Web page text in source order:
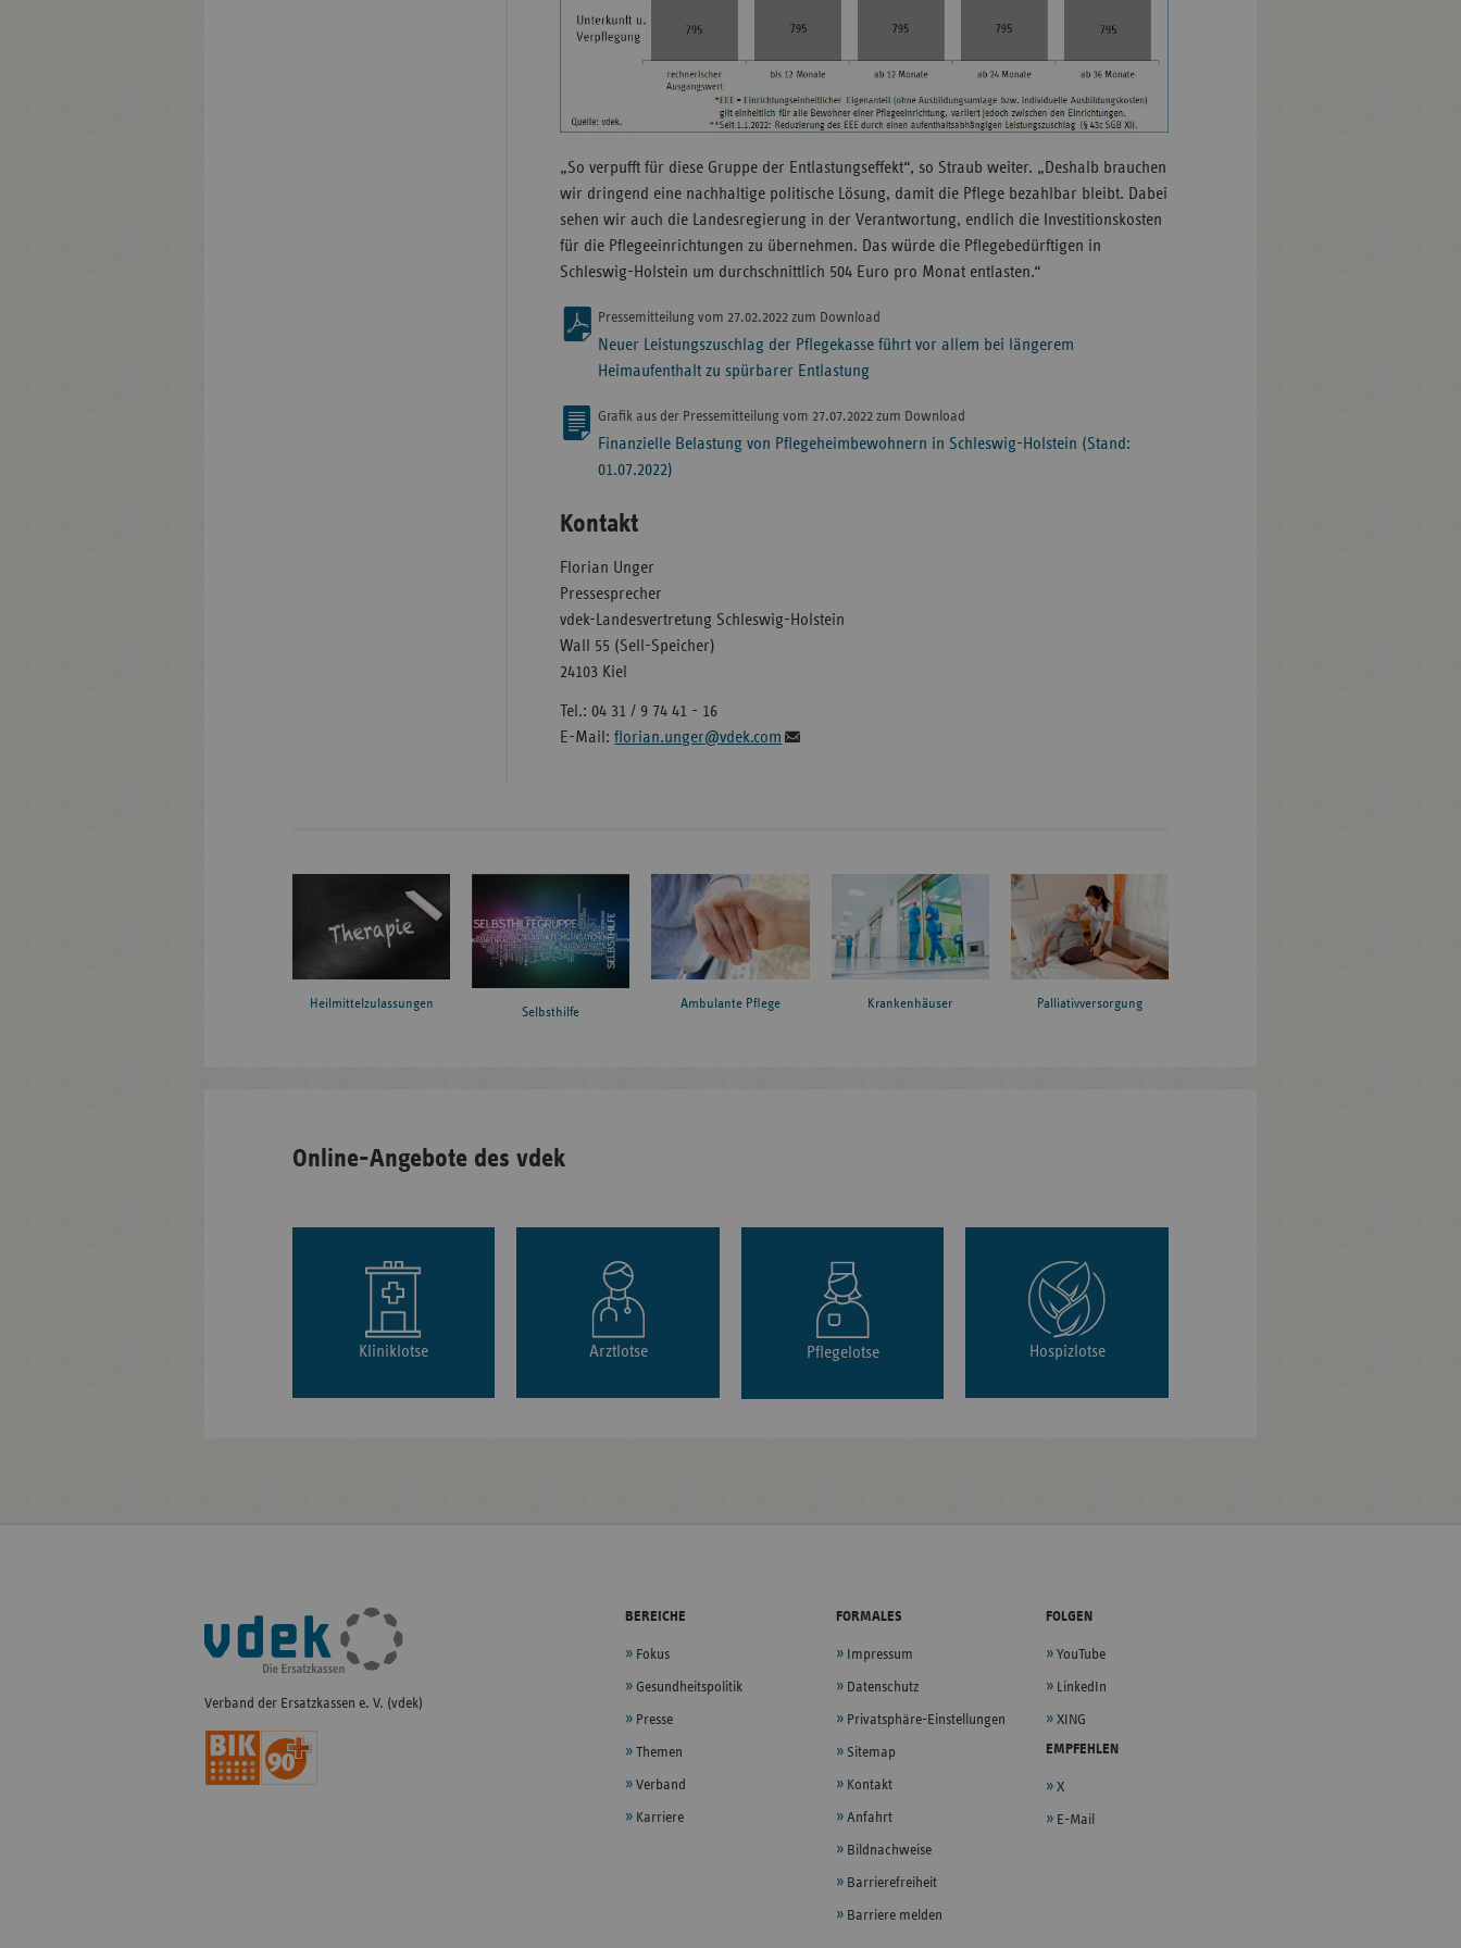
„So verpufft für diese Gruppe der Entlastungseffekt“, so Straub weiter. „Deshalb brauchen
wir dringend eine nachhaltige politische Lösung, damit die Pflege bezahlbar bleibt. Dabei
sehen wir auch die Landesregierung in der Verantwortung, endlich die Investitionskosten
für die Pflegeeinrichtungen zu übernehmen. Das würde die Pflegebedürftigen in
Schleswig-Holstein um durchschnittlich 504 Euro pro Monat entlasten.“
Pressemitteilung vom 27.02.2022 zum Download
Neuer Leistungszuschlag der Pflegekasse führt vor allem bei längerem
Heimaufenthalt zu spürbarer Entlastung
Grafik aus der Pressemitteilung vom 27.07.2022 zum Download
Finanzielle Belastung von Pflegeheimbewohnern in Schleswig-Holstein (Stand:
01.07.2022)
Kontakt
Florian Unger
Pressesprecher
vdek-Landesvertretung Schleswig-Holstein
Wall 55 (Sell-Speicher)
24103 Kiel
Tel.: 04 31 / 9 74 41 - 16
E-Mail:florian.unger@vdek.com
Heilmittelzulassungen
Selbsthilfe
Ambulante Pflege Krankenhäuser Palliativversorgung
Online-Angebote des vdek
Kliniklotse Arztlotse Pflegelotse Hospizlotse
Fußleisten-
Navigation
Verband der Ersatzkassen e. V. (vdek)
BEREICHE
Fokus
Gesundheitspolitik
Presse
Themen
Verband
Karriere
FORMALES
Impressum
Datenschutz
Privatsphäre-Einstellungen
Sitemap
Kontakt
Anfahrt
Bildnachweise
Barrierefreiheit
Barriere melden
FOLGEN
YouTube
LinkedIn
XING
EMPFEHLEN
X
E-Mail